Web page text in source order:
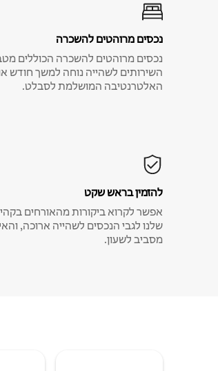
נכסים מרוהטים להשכרה
נכסים מרוהטים להשכרה הכוללים
השירותים לשהייה נוחה למשך חודש או
האלטרנטיבה המושלמת לסבלט.
להזמין בראש שקט
אפשר לקרוא ביקורות מהאורחים
שלנו לגבי הנכסים לשהייה ארוכה,
מסביב לשעון.